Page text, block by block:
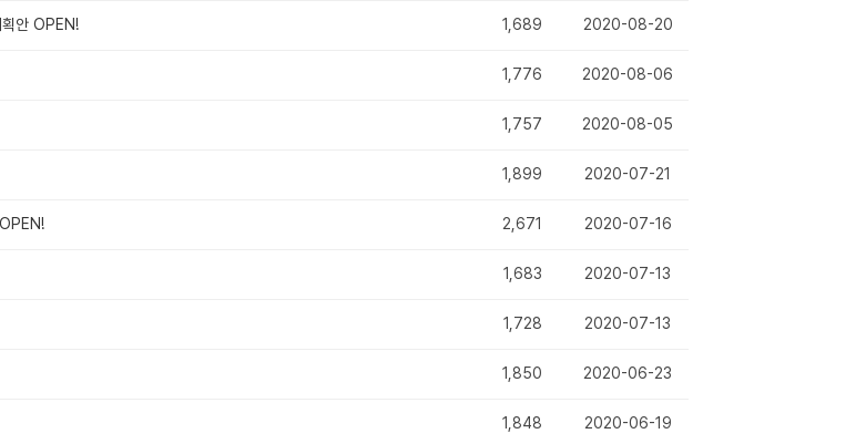
안 OPEN! 1,689 2020-08-20
1,776 2020-08-06
1,757 2020-08-05
1,899 2020-07-21
2,671 2020-07-16
1,683 2020-07-13
1,728 2020-07-13
1,850 2020-06-23
1,848 2020-06-19